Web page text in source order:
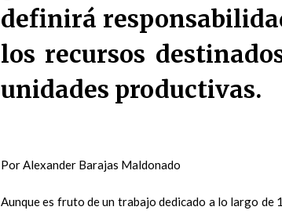
definirá
los recursos
unidades productivas.
Por Alexander Barajas Maldonado
Aunque es fruto de un trabajo dedicado a lo largo de